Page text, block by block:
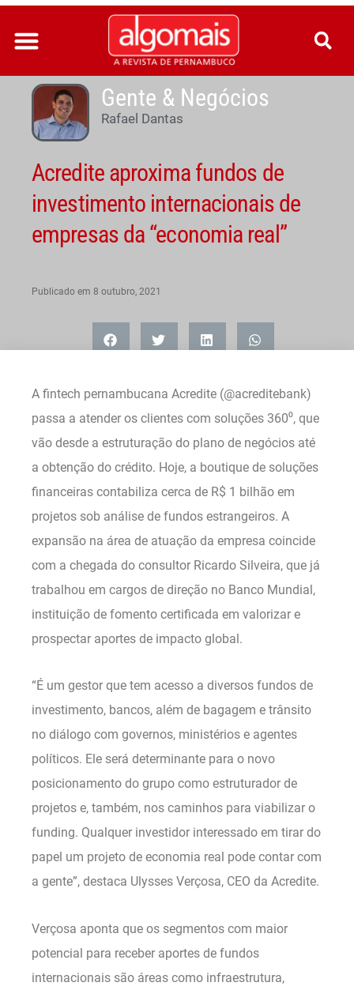
Ir
para
conteúdo
Gente & Negócios
Rafael Dantas
Acredite aproxima fundos de
investimento internacionais de
empresas da “economia real”
Publicado em 8 outubro, 2021
A fintech pernambucana Acredite (@acreditebank)
passa a atender os clientes com soluções 360⁰, que
vão desde a estruturação do plano de negócios até
a obtenção do crédito. Hoje, a boutique de soluções
financeiras contabiliza cerca de R$ 1 bilhão em
projetos sob análise de fundos estrangeiros. A
expansão na área de atuação da empresa coincide
com a chegada do consultor Ricardo Silveira, que já
trabalhou em cargos de direção no Banco Mundial,
instituição de fomento certificada em valorizar e
prospectar aportes de impacto global.
“É um gestor que tem acesso a diversos fundos de
investimento, bancos, além de bagagem e trânsito
no diálogo com governos, ministérios e agentes
políticos. Ele será determinante para o novo
posicionamento do grupo como estruturador de
projetos e, também, nos caminhos para viabilizar o
funding. Qualquer investidor interessado em tirar do
papel um projeto de economia real pode contar com
a gente”, destaca Ulysses Verçosa, CEO da Acredite.
Verçosa aponta que os segmentos com maior
potencial para receber aportes de fundos
internacionais são áreas como infraestrutura,